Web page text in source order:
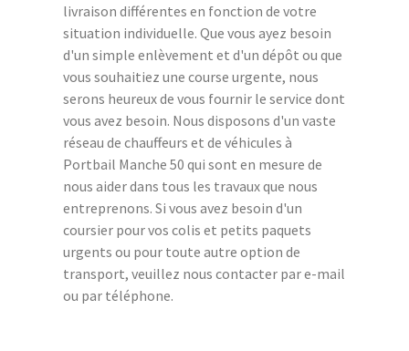
livraison différentes en fonction de votre
situation individuelle. Que vous ayez besoin
d'un simple enlèvement et d'un dépôt ou que
vous souhaitiez une course urgente, nous
serons heureux de vous fournir le service dont
vous avez besoin. Nous disposons d'un vaste
réseau de chauffeurs et de véhicules à
Portbail Manche 50 qui sont en mesure de
nous aider dans tous les travaux que nous
entreprenons. Si vous avez besoin d'un
coursier pour vos colis et petits paquets
urgents ou pour toute autre option de
transport, veuillez nous contacter par e-mail
ou par téléphone.